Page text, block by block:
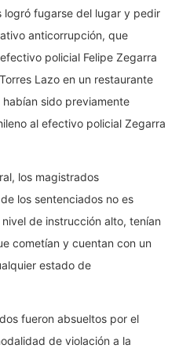
logró fugarse del lugar y pedir
anticorrupción, que
policial Felipe Zegarra
Lazo en un restaurante
sido previamente
al efectivo policial Zegarra
los magistrados
los sentenciados no es
de instrucción alto, tenían
cometían y cuentan con un
estado de
fueron absueltos por el
de violación a la